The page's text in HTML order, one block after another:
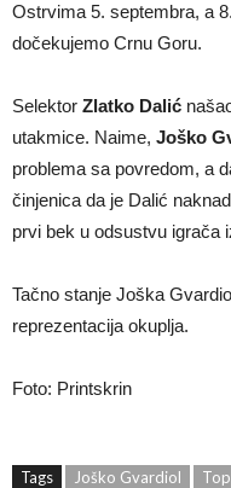
Mesi, znate li ko je drugi?
Ostrvima 5. septembra, a
dočekujemo Crnu Goru.
Selektor Zlatko Dalić
utakmice. Naime, Joško
problema sa povredom, a
činjenica da je Dalić
prvi bek u odsustvu igrača
Tačno stanje Joška
reprezentacija okuplja.
Foto: Printskrin
Tags Joško Gvardiol